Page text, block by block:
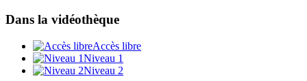
Dans la vidéothèque
Accès libre
Niveau 1
Niveau 2